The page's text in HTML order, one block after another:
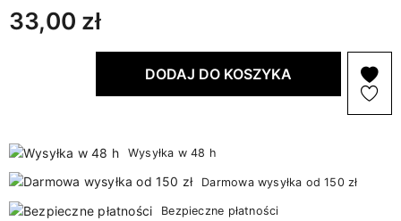
33,00 zł
DODAJ DO KOSZYKA
Wysyłka w 48 h
Darmowa wysyłka od 150 zł
Bezpieczne płatności